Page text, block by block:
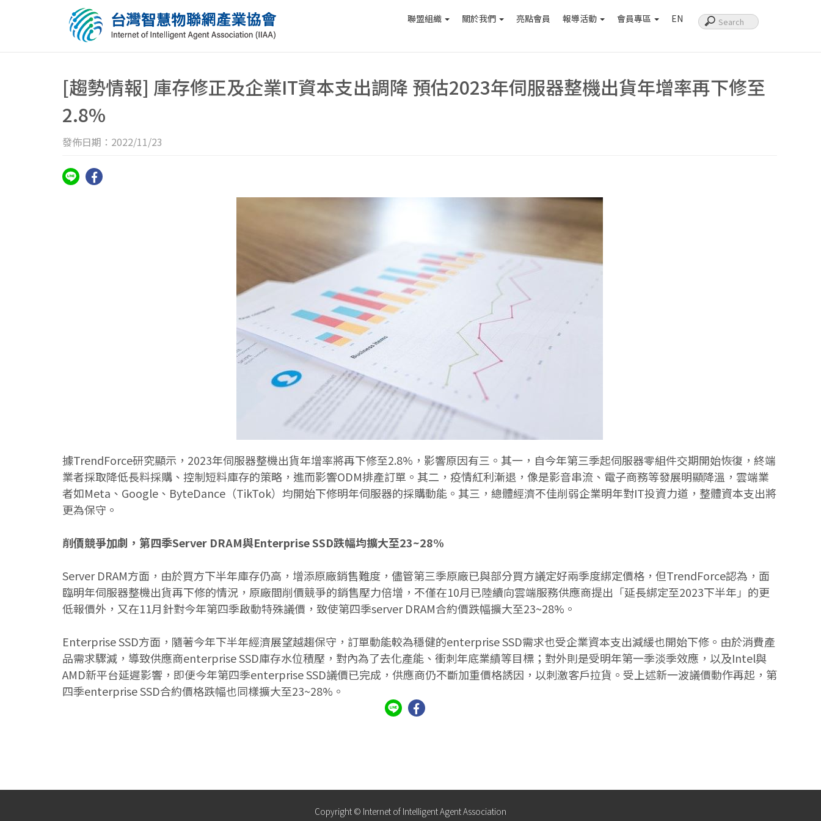
聯盟組織 關於我們 亮點會員 報導活動 會員專區 EN
[趨勢情報] 庫存修正及企業IT資本支出調降 預估2023年伺服器整機出貨年增率再下修至
2.8%
發佈日期：2022/11/23
據TrendForce研究顯示，2023年伺服器整機出貨年增率將再下修至2.8%，影響原因有三。其一，自今年第三季起伺服器零組件交期開始恢復，終端
業者採取降低長料採購、控制短料庫存的策略，進而影響ODM排產訂單。其二，疫情紅利漸退，像是影音串流、電子商務等發展明顯降溫，雲端業
者如Meta、Google、ByteDance（TikTok）均開始下修明年伺服器的採購動能。其三，總體經濟不佳削弱企業明年對IT投資力道，整體資本支出將
更為保守。
削價競爭加劇，第四季Server DRAM與Enterprise SSD跌幅均擴大至23~28%
Server DRAM方面，由於買方下半年庫存仍高，增添原廠銷售難度，儘管第三季原廠已與部分買方議定好兩季度綁定價格，但TrendForce認為，面
臨明年伺服器整機出貨再下修的情況，原廠間削價競爭的銷售壓力倍增，不僅在10月已陸續向雲端服務供應商提出「延長綁定至2023下半年」的更
低報價外，又在11月針對今年第四季啟動特殊議價，致使第四季server DRAM合約價跌幅擴大至23~28%。
Enterprise SSD方面，隨著今年下半年經濟展望越趨保守，訂單動能較為穩健的enterprise SSD需求也受企業資本支出減緩也開始下修。由於消費產
品需求驟減，導致供應商enterprise SSD庫存水位積壓，對內為了去化產能、衝刺年底業績等目標；對外則是受明年第一季淡季效應，以及Intel與
AMD新平台延遲影響，即便今年第四季enterprise SSD議價已完成，供應商仍不斷加重價格誘因，以刺激客戶拉貨。受上述新一波議價動作再起，第
四季enterprise SSD合約價格跌幅也同樣擴大至23~28%。
Copyright © Internet of Intelligent Agent Association